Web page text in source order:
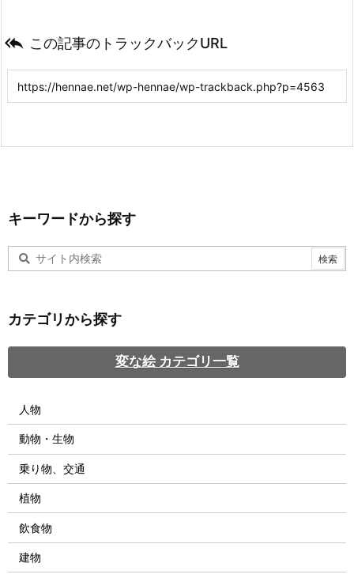
 この記事のトラックバックURL
キーワードから探す
カテゴリから探す
変な絵 カテゴリ一覧
人物
動物・生物
乗り物、交通
植物
飲食物
建物